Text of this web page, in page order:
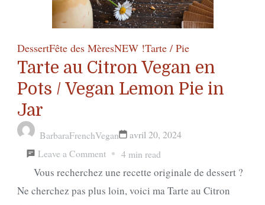
DessertFête des MèresNEW !Tarte / Pie
Tarte au Citron Vegan en
Pots / Vegan Lemon Pie in
Jar
BarbaraFrenchVegan
avril 20, 2024
Leave a Commenton
Tarte
au
4 min read
Vous recherchez une recette originale de dessert ?
Ne cherchez pas plus loin, voici ma Tarte au Citron